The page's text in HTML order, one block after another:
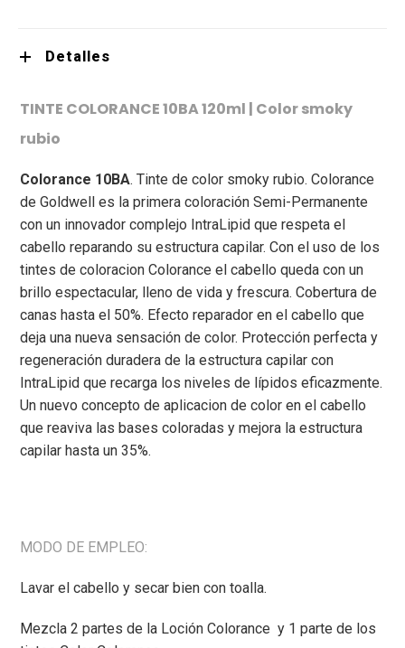
Detalles
TINTE COLORANCE 10BA 120ml | Color smoky
rubio
Colorance 10BA. Tinte de color smoky rubio. Colorance
de Goldwell es la primera coloración Semi-Permanente
con un innovador complejo IntraLipid que respeta el
cabello reparando su estructura capilar. Con el uso de los
tintes de coloracion Colorance el cabello queda con un
brillo espectacular, lleno de vida y frescura. Cobertura de
canas hasta el 50%. Efecto reparador en el cabello que
deja una nueva sensación de color. Protección perfecta y
regeneración duradera de la estructura capilar con
IntraLipid que recarga los niveles de lípidos eficazmente.
Un nuevo concepto de aplicacion de color en el cabello
que reaviva las bases coloradas y mejora la estructura
capilar hasta un 35%.
MODO DE EMPLEO:
Lavar el cabello y secar bien con toalla.
Mezcla 2 partes de la Loción Colorance y 1 parte de los